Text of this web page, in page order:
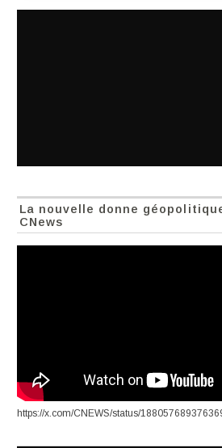
La nouvelle donne
CNews
https://x.com/CNEWS/status/